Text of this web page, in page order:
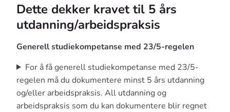
Dette dekker kravet til 5 års
utdanning/arbeidspraksis
Generell studiekompetanse med 23/5-regelen
For å få generell studiekompetanse med 23/5-
regelen må du dokumentere minst 5 års utdanning
og/eller arbeidspraksis. All utdanning og
arbeidspraksis som du kan dokumentere blir regnet